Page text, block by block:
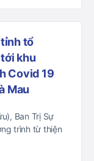
tỉnh tổ
khu
Covid 19
Mau
Ban Trị Sự
trình từ thiện